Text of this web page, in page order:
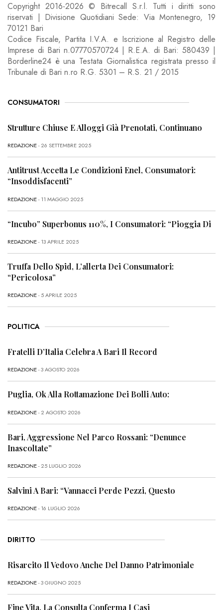
Copyright 2016-2026 © Bitrecall S.r.l. Tutti i diritti sono
riservati | Divisione Quotidiani Sede: Via Montenegro, 19
70121 Bari
Codice Fiscale, Partita I.V.A. e Iscrizione al Registro delle
Imprese di Bari n.07770570724 | R.E.A. di Bari: 580439 |
Borderline24 è una Testata Giornalistica registrata presso il
Tribunale di Bari n.ro R.G. 5301 – R.S. 21 / 2015
CONSUMATORI
Strutture Chiuse E Alloggi Già Prenotati, Continuano
REDAZIONE- 26 SETTEMBRE 2025
Antitrust Accetta Le Condizioni Enel, Consumatori:
“Insoddisfacenti”
REDAZIONE- 11 MAGGIO 2025
“Incubo” Superbonus 110%, I Consumatori: “Pioggia Di
REDAZIONE- 13 APRILE 2025
Truffa Dello Spid, L’allerta Dei Consumatori:
“Pericolosa”
REDAZIONE- 5 APRILE 2025
POLITICA
Fratelli D’Italia Celebra A Bari Il Record
REDAZIONE- 3 AGOSTO 2026
Puglia, Ok Alla Rottamazione Dei Bolli Auto:
REDAZIONE- 2 AGOSTO 2026
Bari, Aggressione Nel Parco Rossani: “Denunce
Inascoltate”
REDAZIONE- 25 LUGLIO 2026
Salvini A Bari: “Vannacci Perde Pezzi, Questo
REDAZIONE- 16 LUGLIO 2026
DIRITTO
Risarcito Il Vedovo Anche Del Danno Patrimoniale
REDAZIONE- 3 GIUGNO 2025
Fine Vita, La Consulta Conferma I Casi